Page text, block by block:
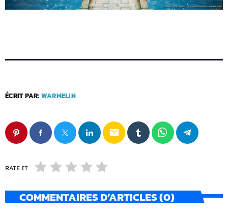
ÉCRIT PAR: WARMELIN
email
RATE IT
COMMENTAIRES D’ARTICLES (0)